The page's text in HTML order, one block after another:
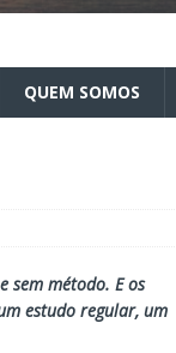
QUEM SOMOS
sem método. E os
estudo regular, um